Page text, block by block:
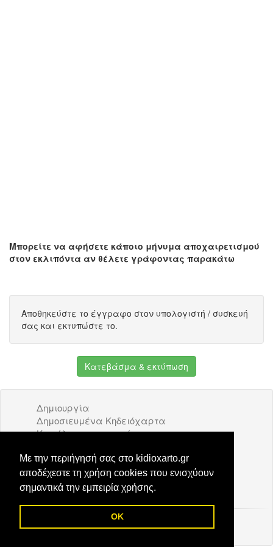
Με την περιήγησή σας στο kidioxarto.gr
αποδέχεστε τη χρήση cookies που ενισχύουν
σημαντικά την εμπειρία χρήσης.
OK
Μπορείτε να αφήσετε κάποιο μήνυμα αποχαιρετισμού
στον εκλιπόντα αν θέλετε γράφοντας παρακάτω
Αποθηκεύστε το έγγραφο στον υπολογιστή / συσκευή
σας και εκτυπώστε το.
Κατεβάσμα & εκτύπωση
Δημιουργία
Δημοσιευμένα Κηδειόχαρτα
Κατάλογος επιχειρήσεων
Διαφήμιση
Επικοινωνία
© 2026 Kidioxarto.gr /Επικοινωνία